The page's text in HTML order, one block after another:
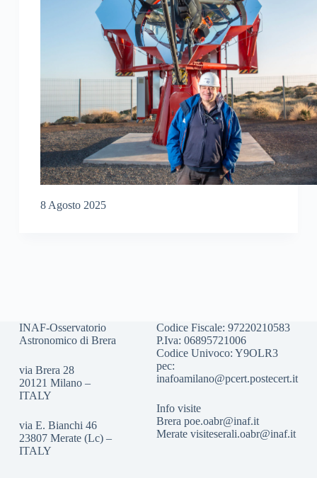
8 Agosto 2025
INAF-Osservatorio
Astronomico di Brera
via Brera 28
20121 Milano –
ITALY
via E. Bianchi 46
23807 Merate (Lc) –
ITALY
Codice Fiscale: 97220210583
P.Iva: 06895721006
Codice Univoco: Y9OLR3
pec:
inafoamilano@pcert.postecert.it
Info visite
Brerapoe.oabr@inaf.it
Meratevisiteserali.oabr@inaf.it